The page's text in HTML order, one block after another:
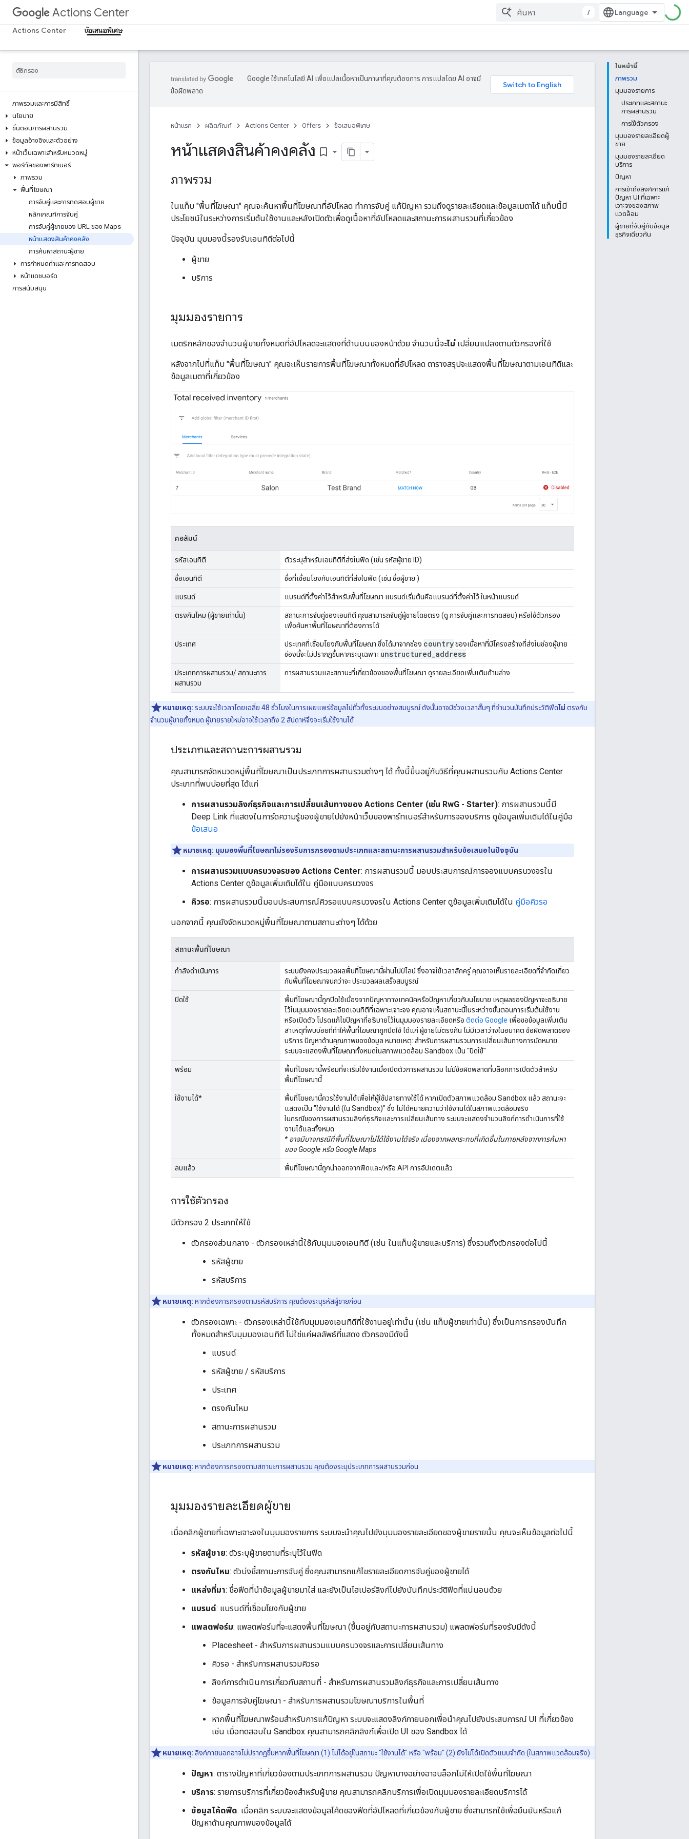
Actions Center
/
Actions Center
ข้อเสนอพิเศษ
ภาพรวมและการมีสิทธิ์
นโยบาย
ขั้นตอนการผสานรวม
ข้อมูลอ้างอิงและตัวอย่าง
หน้าเว็บเฉพาะสำหรับหมวดหมู่
พอร์ทัลของพาร์ทเนอร์
ภาพรวม
พื้นที่โฆษณา
การจับคู่และการทดสอบผู้ขาย
หลักเกณฑ์การจับคู่
การจับคู่ผู้ขายของ URL ของ Maps
หน้าแสดงสินค้าคงคลัง
การค้นหาสถานะผู้ขาย
การกําหนดค่าและการทดสอบ
หน้าแดชบอร์ด
การสนับสนุน
ในหน้านี้
ภาพรวม
มุมมองรายการ
ประเภทและสถานะ
การผสานรวม
การใช้ตัวกรอง
มุมมองรายละเอียดผู้
ขาย
มุมมองรายละเอียด
บริการ
ปัญหา
การเข้าถึงลิงก์การแก้
ปัญหา UI ที่เฉพาะ
เจาะจงของสภาพ
แวดล้อม
ผู้ขายที่จับคู่กับข้อมูล
ธุรกิจเดียวกัน
Google ใช้เทคโนโลยี AI เพื่อแปลเนื้อหาเป็นภาษาที่คุณต้องการ การแปลโดย AI อาจมี
ข้อผิดพลาด
หน้าแรก ผลิตภัณฑ์ Actions Center Offers ข้อเสนอพิเศษ
หน้าแสดงสินค้าคงคลัง bookmark_border
ภาพรวม
ในแท็บ "พื้นที่โฆษณา" คุณจะค้นหาพื้นที่โฆษณาที่อัปโหลด ทำการจับคู่ แก้ปัญหา รวมถึงดูรายละเอียดและข้อมูลเมตาได้ แท็บนี้มี
ประโยชน์ในระหว่างการเริ่มต้นใช้งานและหลังเปิดตัวเพื่อดูเนื้อหาที่อัปโหลดและสถานะการผสานรวมที่เกี่ยวข้อง
ปัจจุบัน มุมมองนี้รองรับเอนทิตีต่อไปนี้
ผู้ขาย
บริการ
มุมมองรายการ
เมตริกหลักของจำนวนผู้ขายทั้งหมดที่อัปโหลดจะแสดงที่ด้านบนของหน้าด้วย จำนวนนี้จะไม่เปลี่ยนแปลงตามตัวกรองที่ใช้
หลังจากไปที่แท็บ "พื้นที่โฆษณา" คุณจะเห็นรายการพื้นที่โฆษณาทั้งหมดที่อัปโหลด ตารางสรุปจะแสดงพื้นที่โฆษณาตามเอนทิตีและ
ข้อมูลเมตาที่เกี่ยวข้อง
คอลัมน์
รหัสเอนทิตี ตัวระบุสำหรับเอนทิตีที่ส่งในฟีด (เช่น รหัสผู้ขาย ID)
ชื่อเอนทิตี ชื่อที่เชื่อมโยงกับเอนทิตีที่ส่งในฟีด (เช่น ชื่อผู้ขาย )
แบรนด์ แบรนด์ที่ตั้งค่าไว้สำหรับพื้นที่โฆษณา แบรนด์เริ่มต้นคือแบรนด์ที่ตั้งค่าไว้ ในหน้าแบรนด์
ตรงกันไหม (ผู้ขายเท่านั้น)
สถานะการจับคู่ของเอนทิตี คุณสามารถจับคู่ผู้ขายโดยตรง (ดู การจับคู่และการทดสอบ) หรือใช้ตัวกรอง
เพื่อค้นหาพื้นที่โฆษณาที่ต้องการได้
ประเทศ ประเทศที่เชื่อมโยงกับพื้นที่โฆษณา ซึ่งได้มาจากช่อง countryของเนื้อหาที่มีโครงสร้างที่ส่งในช่องผู้ขาย
ช่องนี้จะไม่ปรากฏขึ้นหากระบุเฉพาะ unstructured address
ประเภทการผสานรวม/ สถานะการ
ผสานรวม
การผสานรวมและสถานะที่เกี่ยวข้องของพื้นที่โฆษณา ดูรายละเอียดเพิ่มเติมด้านล่าง
หมายเหตุ: ระบบจะใช้เวลาโดยเฉลี่ย 48 ชั่วโมงในการเผยแพร่ข้อมูลไปทั่วทั้งระบบอย่างสมบูรณ์ ดังนั้นอาจมีช่วงเวลาสั้นๆ ที่จำนวนบันทึกประวัติฟีดไม่ ตรงกับ
จำนวนผู้ขายทั้งหมด ผู้ขายรายใหม่อาจใช้เวลาถึง 2 สัปดาห์จึงจะเริ่มใช้งานได้
ประเภทและสถานะการผสานรวม
คุณสามารถจัดหมวดหมู่พื้นที่โฆษณาเป็นประเภทการผสานรวมต่างๆ ได้ ทั้งนี้ขึ้นอยู่กับวิธีที่คุณผสานรวมกับ Actions Center
ประเภทที่พบบ่อยที่สุด ได้แก่
การผสานรวมลิงก์ธุรกิจและการเปลี่ยนเส้นทางของ Actions Center (เช่น RwG - Starter): การผสานรวมนี้มี
Deep Link ที่แสดงในการ์ดความรู้ของผู้ขายไปยังหน้าเว็บของพาร์ทเนอร์สำหรับการจองบริการ ดูข้อมูลเพิ่มเติมได้ในคู่มือ
ข้อเสนอ
หมายเหตุ: มุมมองพื้นที่โฆษณาไม่รองรับการกรองตามประเภทและสถานะการผสานรวมสำหรับข้อเสนอในปัจจุบัน
การผสานรวมแบบครบวงจรของ Actions Center: การผสานรวมนี้ มอบประสบการณ์การจองแบบครบวงจรใน
Actions Center ดูข้อมูลเพิ่มเติมได้ใน คู่มือแบบครบวงจร
คิวรอ: การผสานรวมนี้มอบประสบการณ์คิวรอแบบครบวงจรใน Actions Center ดูข้อมูลเพิ่มเติมได้ใน คู่มือคิวรอ
นอกจากนี้ คุณยังจัดหมวดหมู่พื้นที่โฆษณาตามสถานะต่างๆ ได้ด้วย
สถานะพื้นที่โฆษณา
กำลังดำเนินการ
ระบบยังคงประมวลผลพื้นที่โฆษณานี้ผ่านไปป์ไลน์ ซึ่งอาจใช้เวลาสักครู่ คุณอาจเห็นรายละเอียดที่จำกัดเกี่ยว
กับพื้นที่โฆษณาจนกว่าจะ ประมวลผลเสร็จสมบูรณ์
ปิดใช้
พื้นที่โฆษณานี้ถูกปิดใช้เนื่องจากปัญหาทางเทคนิคหรือปัญหาเกี่ยวกับนโยบาย เหตุผลของปัญหาจะอธิบาย
ไว้ในมุมมองรายละเอียดเอนทิตีที่เฉพาะเจาะจง คุณอาจเห็นสถานะนี้ในระหว่างขั้นตอนการเริ่มต้นใช้งาน
หรือเปิดตัว โปรดแก้ไขปัญหาที่อธิบายไว้ในมุมมองรายละเอียดหรือ ติดต่อ Google เพื่อขอข้อมูลเพิ่มเติม
สาเหตุที่พบบ่อยที่ทำให้พื้นที่โฆษณาถูกปิดใช้ ได้แก่ ผู้ขายไม่ตรงกัน ไม่มีเวลาว่างในอนาคต ข้อผิดพลาดของ
บริการ ปัญหาด้านคุณภาพของข้อมูล หมายเหตุ: สำหรับการผสานรวมการเปลี่ยนเส้นทางการนัดหมาย
ระบบจะแสดงพื้นที่โฆษณาทั้งหมดในสภาพแวดล้อม Sandbox เป็น "ปิดใช้"
พร้อม
พื้นที่โฆษณานี้พร้อมที่จะเริ่มใช้งานเมื่อเปิดตัวการผสานรวม ไม่มีข้อผิดพลาดที่บล็อกการเปิดตัวสำหรับ
พื้นที่โฆษณานี้
ใช้งานได้*
พื้นที่โฆษณานี้ควรใช้งานได้เพื่อให้ผู้ใช้ปลายทางใช้ได้ หากเปิดตัวสภาพแวดล้อม Sandbox แล้ว สถานะจะ
แสดงเป็น "ใช้งานได้ (ใน Sandbox)" ซึ่ง ไม่ได้หมายความว่าใช้งานได้ในสภาพแวดล้อมจริง
ในกรณีของการผสานรวมลิงก์ธุรกิจและการเปลี่ยนเส้นทาง ระบบจะแสดงจำนวนลิงก์การดำเนินการที่ใช้
งานได้และทั้งหมด
* อาจมีบางกรณีที่พื้นที่โฆษณาไม่ได้ใช้งานได้จริง เนื่องจากผลกระทบที่เกิดขึ้นในภายหลังจากการค้นหา
ของ Google หรือ Google Maps
ลบแล้ว พื้นที่โฆษณานี้ถูกนำออกจากฟีดและ/หรือ API การอัปเดตแล้ว
การใช้ตัวกรอง
มีตัวกรอง 2 ประเภทให้ใช้
ตัวกรองส่วนกลาง - ตัวกรองเหล่านี้ใช้กับมุมมองเอนทิตี (เช่น ในแท็บผู้ขายและบริการ) ซึ่งรวมถึงตัวกรองต่อไปนี้
รหัสผู้ขาย
รหัสบริการ
หมายเหตุ: หากต้องการกรองตามรหัสบริการ คุณต้องระบุรหัสผู้ขายก่อน
ตัวกรองเฉพาะ - ตัวกรองเหล่านี้ใช้กับมุมมองเอนทิตีที่ใช้งานอยู่เท่านั้น (เช่น แท็บผู้ขายเท่านั้น) ซึ่งเป็นการกรองบันทึก
ทั้งหมดสำหรับมุมมองเอนทิตี ไม่ใช่แค่ผลลัพธ์ที่แสดง ตัวกรองมีดังนี้
แบรนด์
รหัสผู้ขาย / รหัสบริการ
ประเทศ
ตรงกันไหม
สถานะการผสานรวม
ประเภทการผสานรวม
หมายเหตุ: หากต้องการกรองตามสถานะการผสานรวม คุณต้องระบุประเภทการผสานรวมก่อน
มุมมองรายละเอียดผู้ขาย
เมื่อคลิกผู้ขายที่เฉพาะเจาะจงในมุมมองรายการ ระบบจะนำคุณไปยังมุมมองรายละเอียดของผู้ขายรายนั้น คุณจะเห็นข้อมูลต่อไปนี้
รหัสผู้ขาย: ตัวระบุผู้ขายตามที่ระบุไว้ในฟีด
ตรงกันไหม: ตัวบ่งชี้สถานะการจับคู่ ซึ่งคุณสามารถแก้ไขรายละเอียดการจับคู่ของผู้ขายได้
แหล่งที่มา: ชื่อฟีดที่นำข้อมูลผู้ขายมาใส่ และยังเป็นไฮเปอร์ลิงก์ไปยังบันทึกประวัติฟีดที่แน่นอนด้วย
แบรนด์: แบรนด์ที่เชื่อมโยงกับผู้ขาย
แพลตฟอร์ม: แพลตฟอร์มที่จะแสดงพื้นที่โฆษณา (ขึ้นอยู่กับสถานะการผสานรวม) แพลตฟอร์มที่รองรับมีดังนี้
Placesheet - สำหรับการผสานรวมแบบครบวงจรและการเปลี่ยนเส้นทาง
คิวรอ - สำหรับการผสานรวมคิวรอ
ลิงก์การดำเนินการเกี่ยวกับสถานที่ - สำหรับการผสานรวมลิงก์ธุรกิจและการเปลี่ยนเส้นทาง
ข้อมูลการจับคู่โฆษณา - สำหรับการผสานรวมโฆษณาบริการในพื้นที่
หากพื้นที่โฆษณาพร้อมสำหรับการแก้ปัญหา ระบบจะแสดงลิงก์ภายนอกเพื่อนำคุณไปยังประสบการณ์ UI ที่เกี่ยวข้อง
เช่น เมื่อทดสอบใน Sandbox คุณสามารถคลิกลิงก์เพื่อเปิด UI ของ Sandbox ได้
หมายเหตุ: ลิงก์ภายนอกอาจไม่ปรากฏขึ้นหากพื้นที่โฆษณา (1) ไม่ได้อยู่ในสถานะ "ใช้งานได้" หรือ "พร้อม" (2) ยังไม่ได้เปิดตัวแบบจำกัด (ในสภาพแวดล้อมจริง)
ปัญหา: ตารางปัญหาที่เกี่ยวข้องตามประเภทการผสานรวม ปัญหาบางอย่างอาจบล็อกไม่ให้เปิดใช้พื้นที่โฆษณา
บริการ: รายการบริการที่เกี่ยวข้องสำหรับผู้ขาย คุณสามารถคลิกบริการเพื่อเปิดมุมมองรายละเอียดบริการได้
ข้อมูลโค้ดฟีด: เมื่อคลิก ระบบจะแสดงข้อมูลโค้ดของฟีดที่อัปโหลดที่เกี่ยวข้องกับผู้ขาย ซึ่งสามารถใช้เพื่อยืนยันหรือแก้
ปัญหาด้านคุณภาพของข้อมูลได้